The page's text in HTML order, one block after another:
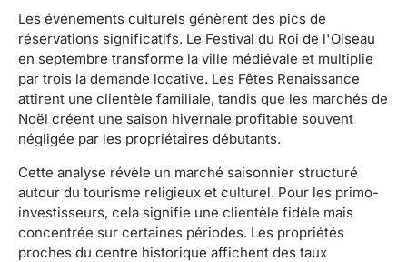
Les événements culturels génèrent des pics de
réservations significatifs. Le Festival du Roi de l'Oiseau
en septembre transforme la ville médiévale et multiplie
par trois la demande locative. Les Fêtes Renaissance
attirent une clientèle familiale, tandis que les marchés de
Noël créent une saison hivernale profitable souvent
négligée par les propriétaires débutants.
Cette analyse révèle un marché saisonnier structuré
autour du tourisme religieux et culturel. Pour les primo-
investisseurs, cela signifie une clientèle fidèle mais
concentrée sur certaines périodes. Les propriétés
proches du centre historique affichent des taux